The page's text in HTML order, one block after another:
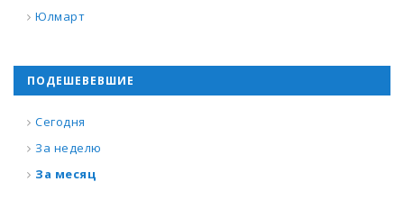
Юлмарт
ПОДЕШЕВЕВШИЕ
Сегодня
За неделю
За месяц